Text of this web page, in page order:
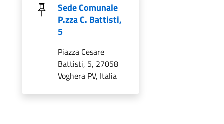
Sede Comunale
P.zza C. Battisti,
5
Piazza Cesare
Battisti, 5, 27058
Voghera PV, Italia